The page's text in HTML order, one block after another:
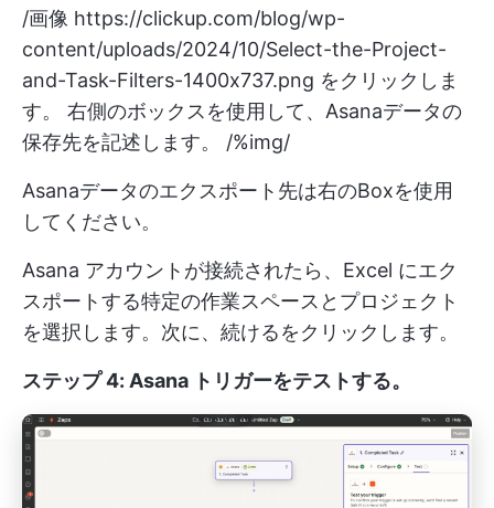
/画像 https://clickup.com/blog/wp-
content/uploads/2024/10/Select-the-Project-
and-Task-Filters-1400x737.png をクリックしま
す。 右側のボックスを使用して、Asanaデータの
保存先を記述します。 /%img/
Asanaデータのエクスポート先は右のBoxを使用
してください。
Asana アカウントが接続されたら、Excel にエク
スポートする特定の作業スペースとプロジェクト
を選択します。次に、続けるをクリックします。
ステップ 4: Asana トリガーをテストする。